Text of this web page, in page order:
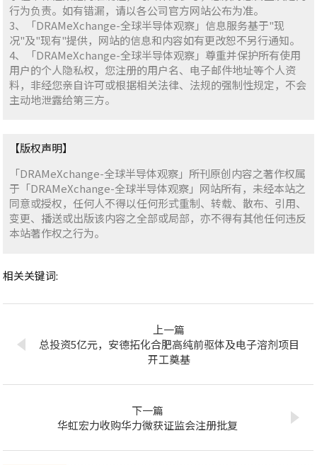
行为负责。如有错漏，请以各公司官方网站公布为准。
3、「DRAMeXchange-全球半导体观察」信息服务基于"现
况"及"现有"提供，网站的信息和内容如有更改恕不另行通知。
4、「DRAMeXchange-全球半导体观察」尊重并保护所有使用
用户的个人隐私权，您注册的用户名、电子邮件地址等个人资
料，非经您亲自许可或根据相关法律、法规的强制性规定，不会
主动地泄露给第三方。
【版权声明】
「DRAMeXchange-全球半导体观察」所刊原创内容之著作权属
于「DRAMeXchange-全球半导体观察」网站所有，未经本站之
同意或授权，任何人不得以任何形式重制、转载、散布、引用、
变更、播送或出版该内容之全部或局部，亦不得有其他任何违反
本站著作权之行为。
相关关键词:
上一篇
总投资5亿元，安德拓化合肥高纯前驱体及电子溶剂项目
开工奠基
下一篇
华虹宏力收购华力微获证监会注册批复